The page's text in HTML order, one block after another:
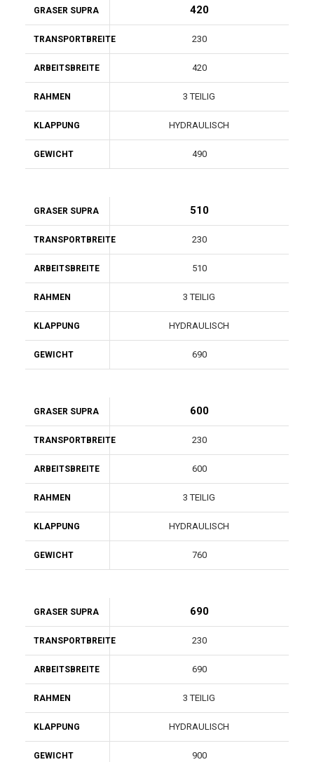
GRASER SUPRA 420
TRANSPORTBREITE 230
ARBEITSBREITE 420
RAHMEN 3 TEILIG
KLAPPUNG HYDRAULISCH
GEWICHT 490
GRASER SUPRA 510
TRANSPORTBREITE 230
ARBEITSBREITE 510
RAHMEN 3 TEILIG
KLAPPUNG HYDRAULISCH
GEWICHT 690
GRASER SUPRA 600
TRANSPORTBREITE 230
ARBEITSBREITE 600
RAHMEN 3 TEILIG
KLAPPUNG HYDRAULISCH
GEWICHT 760
GRASER SUPRA 690
TRANSPORTBREITE 230
ARBEITSBREITE 690
RAHMEN 3 TEILIG
KLAPPUNG HYDRAULISCH
GEWICHT 900